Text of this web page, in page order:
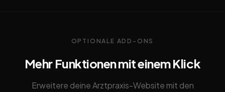
OPTIONALE ADD-ONS
Mehr Funktionen mit einem Klick
Erweitere deine Arztpraxis-Website mit den